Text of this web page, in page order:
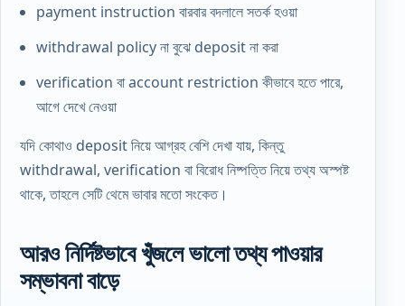
payment instruction বারবার বদলালে সতর্ক হওয়া
withdrawal policy না বুঝে deposit না করা
verification বা account restriction কীভাবে হতে পারে,
আগে দেখে নেওয়া
যদি কোথাও deposit নিয়ে আগ্রহ বেশি দেখা যায়, কিন্তু
withdrawal, verification বা বিরোধ নিষ্পত্তি নিয়ে তথ্য অস্পষ্ট
থাকে, তাহলে সেটি থেমে ভাবার মতো সংকেত।
আরও নির্দিষ্টভাবে খুঁজলে ভালো তথ্য পাওয়ার
সম্ভাবনা বাড়ে